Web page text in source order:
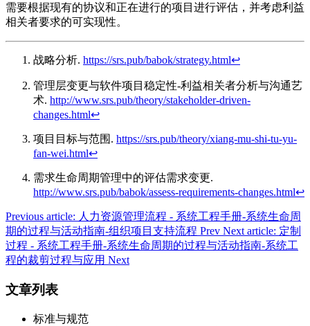
需要根据现有的协议和正在进行的项目进行评估，并考虑利益
相关者要求的可实现性。
战略分析. https://srs.pub/babok/strategy.html↩︎
管理层变更与软件项目稳定性-利益相关者分析与沟通艺
术. http://www.srs.pub/theory/stakeholder-driven-
changes.html↩︎
项目目标与范围. https://srs.pub/theory/xiang-mu-shi-tu-yu-
fan-wei.html↩︎
需求生命周期管理中的评估需求变更.
http://www.srs.pub/babok/assess-requirements-changes.html↩︎
Previous article: 人力资源管理流程 - 系统工程手册-系统生命周
期的过程与活动指南-组织项目支持流程 Prev Next article: 定制
过程 - 系统工程手册-系统生命周期的过程与活动指南-系统工
程的裁剪过程与应用 Next
文章列表
标准与规范